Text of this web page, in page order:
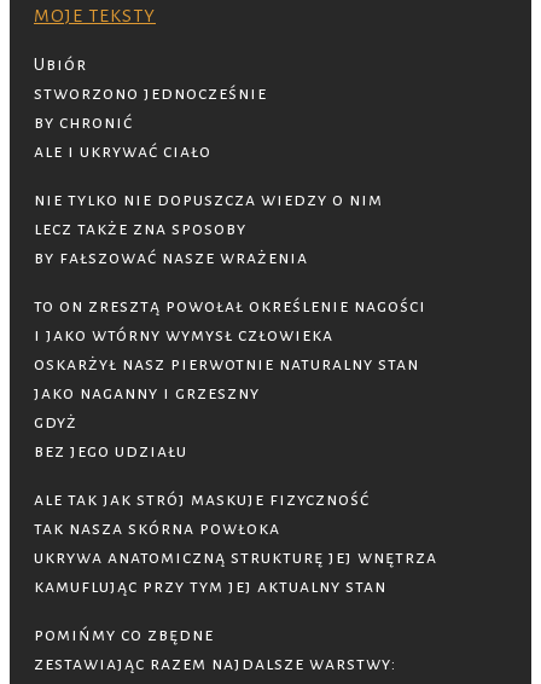
MOJE TEKSTY
Ubiór
stworzono jednocześnie
by chronić
ale i ukrywać ciało
nie tylko nie dopuszcza wiedzy o nim
lecz także zna sposoby
by fałszować nasze wrażenia
to on zresztą powołał określenie nagości
i jako wtórny wymysł człowieka
oskarżył nasz pierwotnie naturalny stan
jako naganny i grzeszny
gdyż
bez jego udziału
ale tak jak strój maskuje fizyczność
tak nasza skórna powłoka
ukrywa anatomiczną strukturę jej wnętrza
kamuflując przy tym jej aktualny stan
pomińmy co zbędne
zestawiając razem najdalsze warstwy: